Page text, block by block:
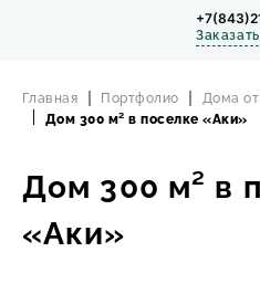
СТРОИТЕЛЬСТВО
ПРОЕКТЫ
Главная Портфолио
Дома от
Дом 300 м² в поселке «Аки»
Дом 300 м² в
«Аки»